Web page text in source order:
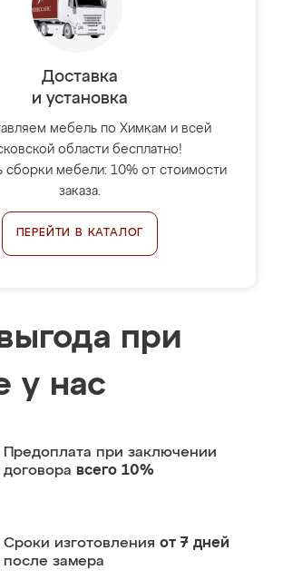
Доставка
и установка
мебель по Химкам и всей
области бесплатно!
сборки мебели: 10% от стоимости
заказа.
ПЕРЕЙТИ В КАТАЛОГ
при
у нас
Предоплата при заключении
договора всего 10%
Сроки изготовления от 7 дней
после замера